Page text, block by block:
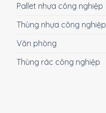
Pallet nhựa công nghiệp
Thùng nhựa công nghiệp
Văn phòng
Thùng rác công nghiệp